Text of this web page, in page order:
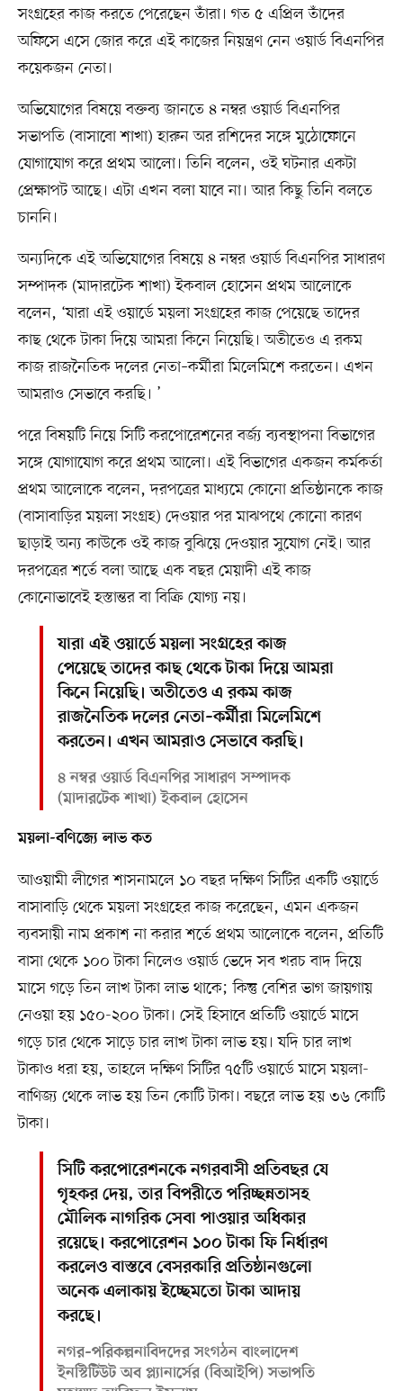
সংগ্রহের কাজ করতে পেরেছেন তাঁরা। গত ৫ এপ্রিল তাঁদের
অফিসে এসে জোর করে এই কাজের নিয়ন্ত্রণ নেন ওয়ার্ড বিএনপির
কয়েকজন নেতা।
অভিযোগের বিষয়ে বক্তব্য জানতে ৪ নম্বর ওয়ার্ড বিএনপির
সভাপতি (বাসাবো শাখা) হারুন অর রশিদের সঙ্গে মুঠোফোনে
যোগাযোগ করে প্রথম আলো। তিনি বলেন, ওই ঘটনার একটা
প্রেক্ষাপট আছে। এটা এখন বলা যাবে না। আর কিছু তিনি বলতে
চাননি।
অন্যদিকে এই অভিযোগের বিষয়ে ৪ নম্বর ওয়ার্ড বিএনপির সাধারণ
সম্পাদক (মাদারটেক শাখা) ইকবাল হোসেন প্রথম আলোকে
বলেন, ‘যারা এই ওয়ার্ডে ময়লা সংগ্রহের কাজ পেয়েছে তাদের
কাছ থেকে টাকা দিয়ে আমরা কিনে নিয়েছি। অতীতেও এ রকম
কাজ রাজনৈতিক দলের নেতা–কর্মীরা মিলেমিশে করতেন। এখন
আমরাও সেভাবে করছি। ’
পরে বিষয়টি নিয়ে সিটি করপোরেশনের বর্জ্য ব্যবস্থাপনা বিভাগের
সঙ্গে যোগাযোগ করে প্রথম আলো। এই বিভাগের একজন কর্মকর্তা
প্রথম আলোকে বলেন, দরপত্রের মাধ্যমে কোনো প্রতিষ্ঠানকে কাজ
(বাসাবাড়ির ময়লা সংগ্রহ) দেওয়ার পর মাঝপথে কোনো কারণ
ছাড়াই অন্য কাউকে ওই কাজ বুঝিয়ে দেওয়ার সুযোগ নেই। আর
দরপত্রের শর্তে বলা আছে এক বছর মেয়াদী এই কাজ
কোনোভাবেই হস্তান্তর বা বিক্রি যোগ্য নয়।
যারা এই ওয়ার্ডে ময়লা সংগ্রহের কাজ
পেয়েছে তাদের কাছ থেকে টাকা দিয়ে আমরা
কিনে নিয়েছি। অতীতেও এ রকম কাজ
রাজনৈতিক দলের নেতা–কর্মীরা মিলেমিশে
করতেন। এখন আমরাও সেভাবে করছি।
৪ নম্বর ওয়ার্ড বিএনপির সাধারণ সম্পাদক
(মাদারটেক শাখা) ইকবাল হোসেন
ময়লা-বণিজ্যে লাভ কত
আওয়ামী লীগের শাসনামলে ১০ বছর দক্ষিণ সিটির একটি ওয়ার্ডে
বাসাবাড়ি থেকে ময়লা সংগ্রহের কাজ করেছেন, এমন একজন
ব্যবসায়ী নাম প্রকাশ না করার শর্তে প্রথম আলোকে বলেন, প্রতিটি
বাসা থেকে ১০০ টাকা নিলেও ওয়ার্ড ভেদে সব খরচ বাদ দিয়ে
মাসে গড়ে তিন লাখ টাকা লাভ থাকে; কিন্তু বেশির ভাগ জায়গায়
নেওয়া হয় ১৫০-২০০ টাকা। সেই হিসাবে প্রতিটি ওয়ার্ডে মাসে
গড়ে চার থেকে সাড়ে চার লাখ টাকা লাভ হয়। যদি চার লাখ
টাকাও ধরা হয়, তাহলে দক্ষিণ সিটির ৭৫টি ওয়ার্ডে মাসে ময়লা-
বাণিজ্য থেকে লাভ হয় তিন কোটি টাকা। বছরে লাভ হয় ৩৬ কোটি
টাকা।
সিটি করপোরেশনকে নগরবাসী প্রতিবছর যে
গৃহকর দেয়, তার বিপরীতে পরিচ্ছন্নতাসহ
মৌলিক নাগরিক সেবা পাওয়ার অধিকার
রয়েছে। করপোরেশন ১০০ টাকা ফি নির্ধারণ
করলেও বাস্তবে বেসরকারি প্রতিষ্ঠানগুলো
অনেক এলাকায় ইচ্ছেমতো টাকা আদায়
করছে।
নগর–পরিকল্পনাবিদদের সংগঠন বাংলাদেশ
ইনস্টিটিউট অব প্ল্যানার্সের (বিআইপি) সভাপতি